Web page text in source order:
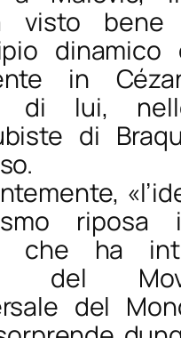
visto
dinamico
in
di lui,
di
riposa
che ha
del
del